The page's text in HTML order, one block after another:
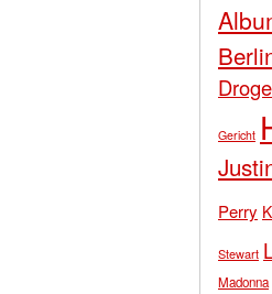
Gericht
Perry
Stewart
Madonna